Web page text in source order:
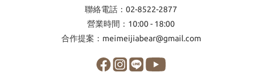
聯絡電話：02-8522-2877
營業時間：10:00 - 18:00
合作提案：meimeijiabear@gmail.com